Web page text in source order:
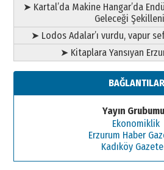
➤ Kartal’da Makine Hangar’da
Geleceği
➤ Lodos Adalar’ı vurdu, vapur
➤ Kitaplara Yansıyan
BAĞLANTILAR
Yayın
Ekonomiklik
Erzurum Haber
Kadıköy